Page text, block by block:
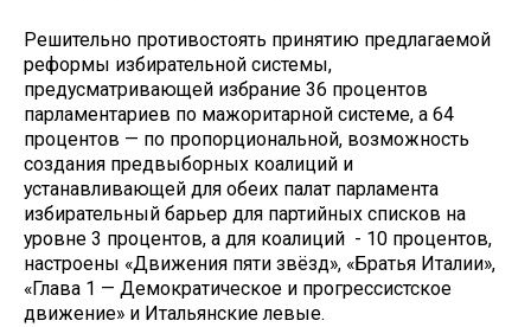
Решительно противостоять принятию предлагаемой
реформы избирательной системы,
предусматривающей избрание 36 процентов
парламентариев по мажоритарной системе, а 64
процентов — по пропорциональной, возможность
создания предвыборных коалиций и
устанавливающей для обеих палат парламента
избирательный барьер для партийных списков на
уровне 3 процентов, а для коалиций - 10 процентов,
настроены «Движения пяти звёзд», «Братья Италии»,
«Глава 1 — Демократическое и прогрессистское
движение» и Итальянские левые.